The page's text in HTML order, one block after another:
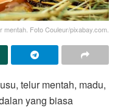
mentah. Foto Couleur/pixabay.com.
telur mentah, madu,
yang biasa